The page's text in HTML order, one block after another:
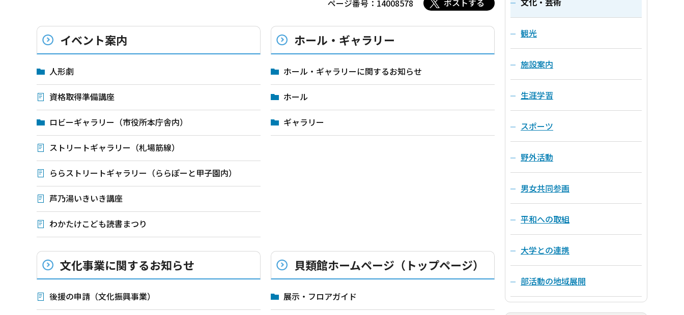
ページ番号：14008578 ポストする
イベント案内
人形劇
資格取得準備講座
ロビーギャラリー（市役所本庁舎内）
ストリートギャラリー（札場筋線）
ららストリートギャラリー（ららぽーと甲子園内）
芦乃湯いきいき講座
わかたけこども読書まつり
ホール・ギャラリー
ホール・ギャラリーに関するお知らせ
ホール
ギャラリー
文化事業に関するお知らせ
後援の申請（文化振興事業）
貝類館ホームページ（トップページ）
展示・フロアガイド
観光
施設案内
生涯学習
スポーツ
野外活動
男女共同参画
平和への取組
大学との連携
部活動の地域展開